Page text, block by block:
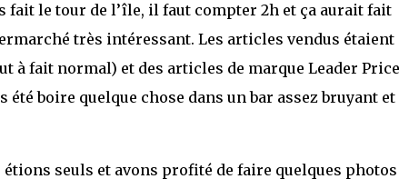
fait le tour de l’île, il faut compter 2h et ça aurait fait
très intéressant. Les articles vendus étaient
à fait normal) et des articles de marque Leader Price
boire quelque chose dans un bar assez bruyant et
seuls et avons profité de faire quelques photos